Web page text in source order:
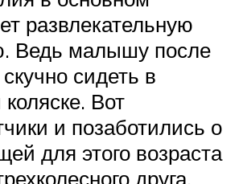
развлекательную
Ведь малышу после
сидеть в
Вот
и позаботились о
для этого возраста
друга.